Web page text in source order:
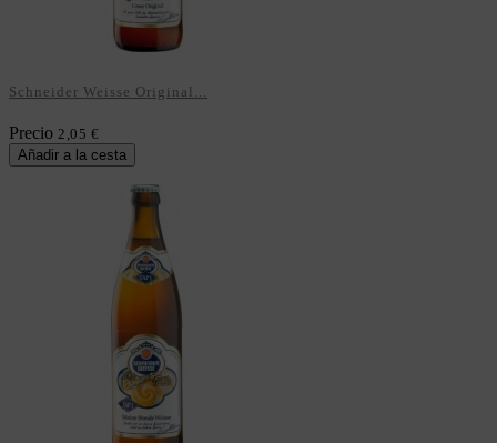
Schneider Weisse Original...
Precio 2,05 €
Añadir a la cesta